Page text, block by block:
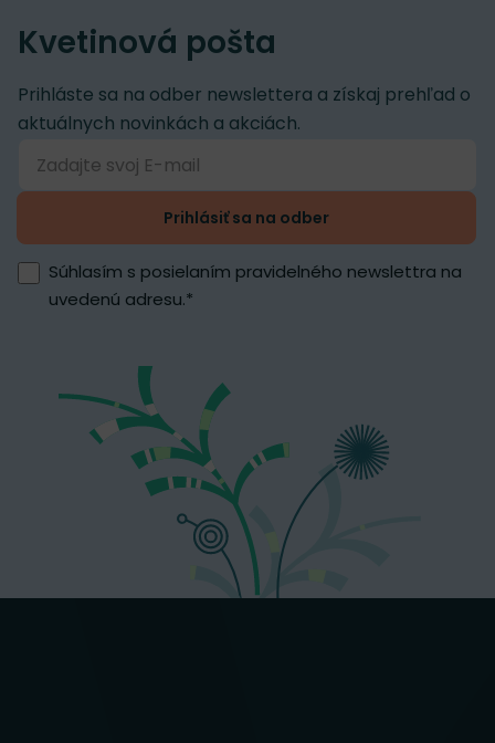
Kvetinová pošta
Prihláste sa na odber newslettera a získaj prehľad o
aktuálnych novinkách a akciách.
Prihlásiť sa na odber
Súhlasím s posielaním pravidelného newslettra na
uvedenú adresu.*